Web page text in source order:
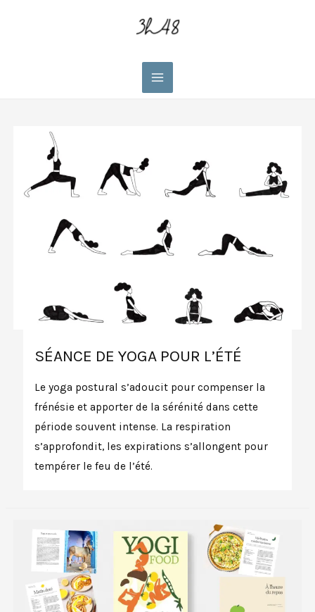
Main
SÉANCE DE YOGA POUR L’ÉTÉ
Le yoga postural s’adoucit pour compenser la
frénésie et apporter de la sérénité dans cette
période souvent intense. La respiration
s’approfondit, les expirations s’allongent pour
tempérer le feu de l’été.